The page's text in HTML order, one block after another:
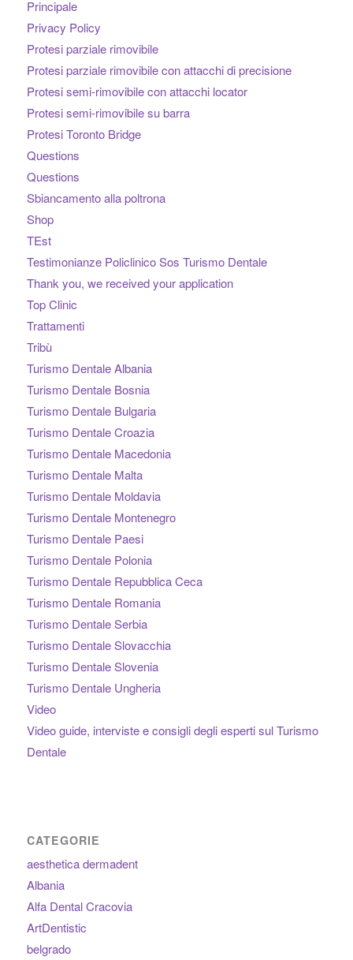
Principale
Privacy Policy
Protesi parziale rimovibile
Protesi parziale rimovibile con attacchi di precisione
Protesi semi-rimovibile con attacchi locator
Protesi semi-rimovibile su barra
Protesi Toronto Bridge
Questions
Questions
Sbiancamento alla poltrona
Shop
TEst
Testimonianze Policlinico Sos Turismo Dentale
Thank you, we received your application
Top Clinic
Trattamenti
Tribù
Turismo Dentale Albania
Turismo Dentale Bosnia
Turismo Dentale Bulgaria
Turismo Dentale Croazia
Turismo Dentale Macedonia
Turismo Dentale Malta
Turismo Dentale Moldavia
Turismo Dentale Montenegro
Turismo Dentale Paesi
Turismo Dentale Polonia
Turismo Dentale Repubblica Ceca
Turismo Dentale Romania
Turismo Dentale Serbia
Turismo Dentale Slovacchia
Turismo Dentale Slovenia
Turismo Dentale Ungheria
Video
Video guide, interviste e consigli degli esperti sul Turismo
Dentale
CATEGORIE
aesthetica dermadent
Albania
Alfa Dental Cracovia
ArtDentistic
belgrado